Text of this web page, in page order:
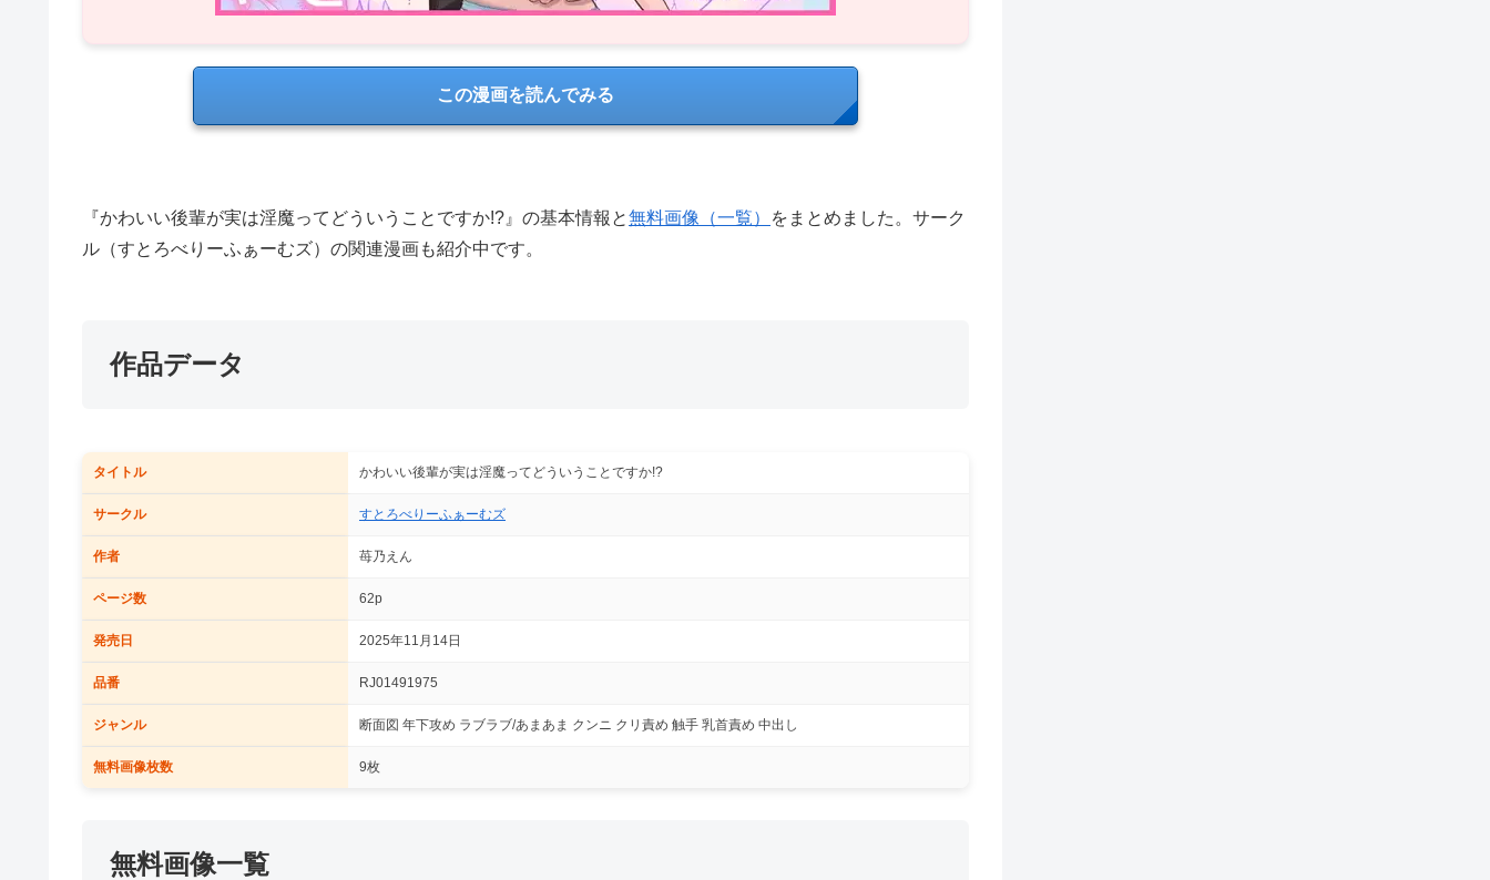
この漫画を読んでみる
『かわいい後輩が実は淫魔ってどういうことですか!?』の基本情報と無料画像（一覧）
をまとめました。サーク
ル（すとろべりーふぁーむズ）の関連漫画も紹介中です。
作品データ
タイトル かわいい後輩が実は淫魔ってどういうことですか!?
サークル すとろべりーふぁーむズ
作者 苺乃えん
ページ数 62p
発売日 2025年11月14日
品番 RJ01491975
ジャンル 断面図 年下攻め ラブラブ/あまあま クンニ クリ責め 触手 乳首責め 中出し
無料画像枚数 9枚
無料画像一覧